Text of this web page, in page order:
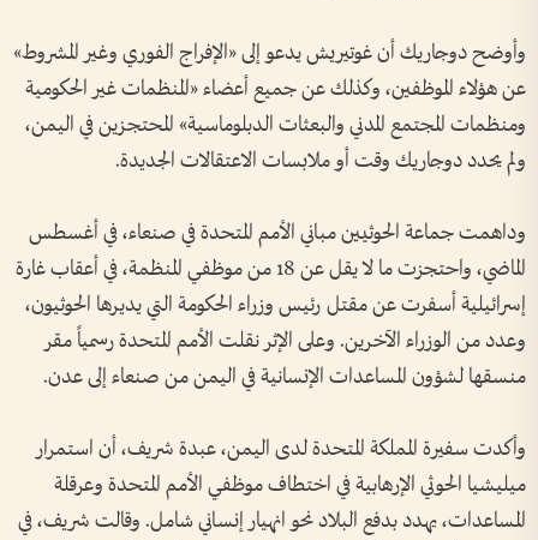
وأوضح دوجاريك أن غوتيريش يدعو إلى «الإفراج الفوري وغير المشروط»
عن هؤلاء الموظفين، وكذلك عن جميع أعضاء «المنظمات غير الحكومية
ومنظمات المجتمع المدني والبعثات الدبلوماسية» المحتجزين في اليمن،
ولم يحدد دوجاريك وقت أو ملابسات الاعتقالات الجديدة.
وداهمت جماعة الحوثيين مباني الأمم المتحدة في صنعاء، في أغسطس
الماضي، واحتجزت ما لا يقل عن 18 من موظفي المنظمة، في أعقاب غارة
إسرائيلية أسفرت عن مقتل رئيس وزراء الحكومة التي يديرها الحوثيون،
وعدد من الوزراء الآخرين. وعلى الإثر نقلت الأمم المتحدة رسمياً مقر
منسقها لشؤون المساعدات الإنسانية في اليمن من صنعاء إلى عدن.
وأكدت سفيرة المملكة المتحدة لدى اليمن، عبدة شريف، أن استمرار
ميليشيا الحوثي الإرهابية في اختطاف موظفي الأمم المتحدة وعرقلة
المساعدات، يهدد بدفع البلاد نحو انهيار إنساني شامل. وقالت شريف، في